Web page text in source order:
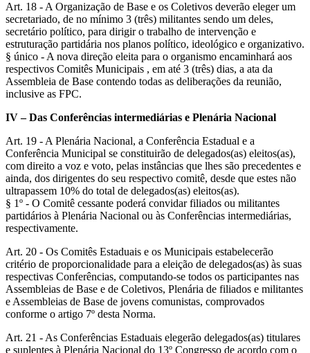
Art. 18 - A Organização de Base e os Coletivos deverão eleger um
secretariado, de no mínimo 3 (três) militantes sendo um deles,
secretário político, para dirigir o trabalho de intervenção e
estruturação partidária nos planos político, ideológico e organizativo.
§ único - A nova direção eleita para o organismo encaminhará aos
respectivos Comitês Municipais , em até 3 (três) dias, a ata da
Assembleia de Base contendo todas as deliberações da reunião,
inclusive as FPC.
IV – Das Conferências intermediárias e Plenária Nacional
Art. 19 - A Plenária Nacional, a Conferência Estadual e a
Conferência Municipal se constituirão de delegados(as) eleitos(as),
com direito a voz e voto, pelas instâncias que lhes são precedentes e
ainda, dos dirigentes do seu respectivo comitê, desde que estes não
ultrapassem 10% do total de delegados(as) eleitos(as).
§ 1º - O Comitê cessante poderá convidar filiados ou militantes
partidários à Plenária Nacional ou às Conferências intermediárias,
respectivamente.
Art. 20 - Os Comitês Estaduais e os Municipais estabelecerão
critério de proporcionalidade para a eleição de delegados(as) às suas
respectivas Conferências, computando-se todos os participantes nas
Assembleias de Base e de Coletivos, Plenária de filiados e militantes
e Assembleias de Base de jovens comunistas, comprovados
conforme o artigo 7º desta Norma.
Art. 21 - As Conferências Estaduais elegerão delegados(as) titulares
e suplentes à Plenária Nacional do 13º Congresso de acordo com o